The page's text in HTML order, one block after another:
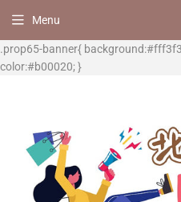
.prop65-banner{
color:#b00020; }
Menu